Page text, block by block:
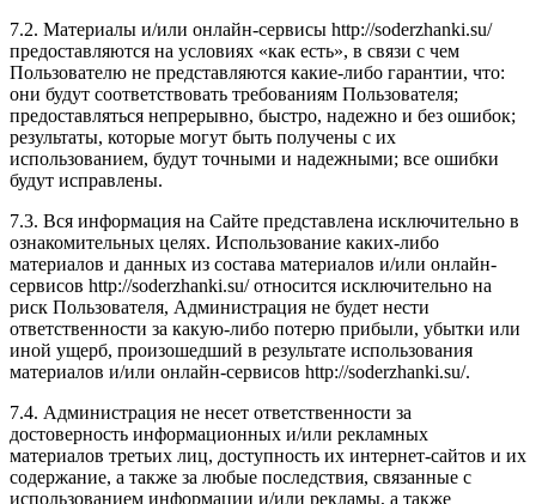
7.2. Материалы и/или онлайн-сервисы http://soderzhanki.su/
предоставляются на условиях «как есть», в связи с чем
Пользователю не представляются какие-либо гарантии, что:
они будут соответствовать требованиям Пользователя;
предоставляться непрерывно, быстро, надежно и без ошибок;
результаты, которые могут быть получены с их
использованием, будут точными и надежными; все ошибки
будут исправлены.
7.3. Вся информация на Сайте представлена исключительно в
ознакомительных целях. Использование каких-либо
материалов и данных из состава материалов и/или онлайн-
сервисов http://soderzhanki.su/ относится исключительно на
риск Пользователя, Администрация не будет нести
ответственности за какую-либо потерю прибыли, убытки или
иной ущерб, произошедший в результате использования
материалов и/или онлайн-сервисов http://soderzhanki.su/.
7.4. Администрация не несет ответственности за
достоверность информационных и/или рекламных
материалов третьих лиц, доступность их интернет-сайтов и их
содержание, а также за любые последствия, связанные с
использованием информации и/или рекламы, а также